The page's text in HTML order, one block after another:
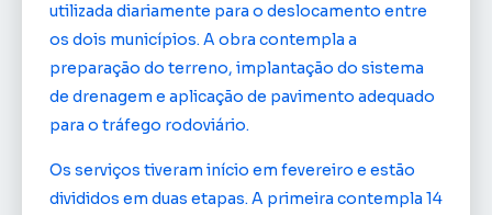
utilizada diariamente para o deslocamento entre
os dois municípios. A obra contempla a
preparação do terreno, implantação do sistema
de drenagem e aplicação de pavimento adequado
para o tráfego rodoviário.
Os serviços tiveram início em fevereiro e estão
divididos em duas etapas. A primeira contempla 14